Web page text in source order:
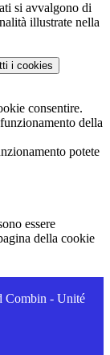
si avvalgono di
illustrate nella
i cookies
consentire.
della
potete
essere
della cookie
Combin - Unité